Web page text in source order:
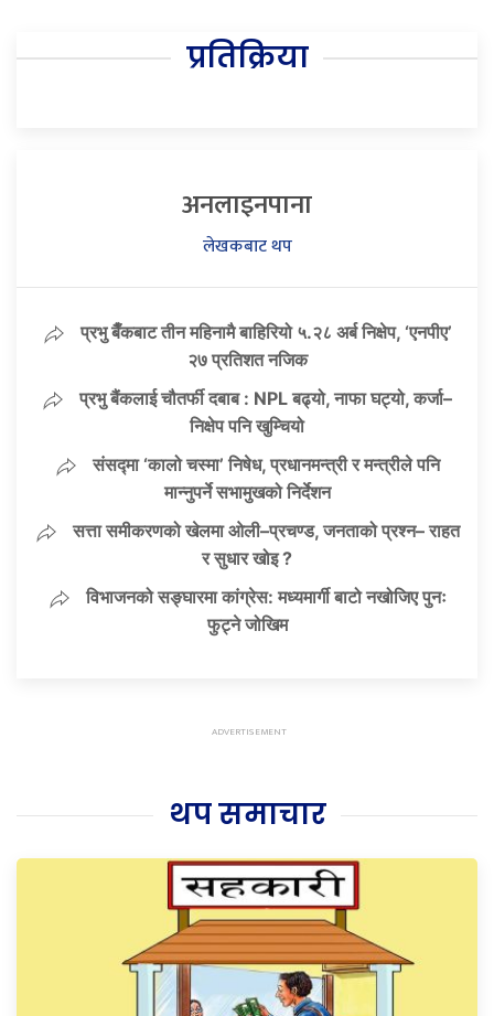
प्रतिक्रिया
अनलाइनपाना
लेखकबाट थप
प्रभु बैँकबाट तीन महिनामै बाहिरियो ५.२८ अर्ब निक्षेप, ‘एनपीए’
२७ प्रतिशत नजिक
प्रभु बैंकलाई चौतर्फी दबाब : NPL बढ्यो, नाफा घट्यो, कर्जा–
निक्षेप पनि खुम्चियो
संसद्मा ‘कालो चस्मा’ निषेध, प्रधानमन्त्री र मन्त्रीले पनि
मान्नुपर्ने सभामुखको निर्देशन
सत्ता समीकरणको खेलमा ओली–प्रचण्ड, जनताको प्रश्न– राहत
र सुधार खोइ ?
विभाजनको सङ्घारमा कांग्रेस: मध्यमार्गी बाटो नखोजिए पुनः
फुट्ने जोखिम
थप समाचार